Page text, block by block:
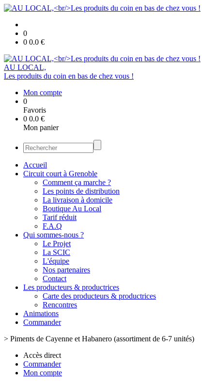
0
0 0.0 €
AU LOCAL,
Les produits du coin en bas de chez vous !
Mon compte
0
Favoris
0 0.0 €
Mon panier
Accueil
Circuit court à Grenoble
Comment ça marche ?
Les points de distribution
La livraison à domicile
Boutique Au Local
Tarif réduit
F.A.Q
Qui sommes-nous ?
Le Projet
La SCIC
L'équipe
Nos partenaires
Contact
Les producteurs & productrices
Carte des producteurs & productrices
Rencontres
Animations
Commander
> Piments de Cayenne et Habanero (assortiment de 6-7 unités)
Accès direct
Commander
Mon compte